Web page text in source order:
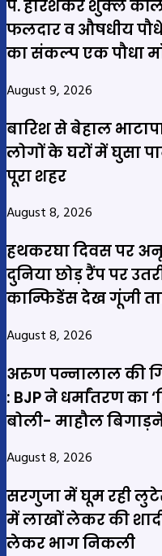
पं. हरिशंकर शुक्ल
फलदार व औषधीय पौधे,
का संकल्प एक पौधा
August 9, 2026
बारिश से बेहाल
लोगों के घरों में घुसा
पूरा शहर
August 8, 2026
हथकरघा दिवस पर
दुनिया छोड़ रैंप पर
कान्फिडेंस देख गूंजी
August 8, 2026
अरुण पन्नालाल की
: BJP ने धर्मांतरण का
बोली- माहौल
August 8, 2026
सरगुजा में घूम रही
में लाखों लेकर की
लेकर भाग निकली